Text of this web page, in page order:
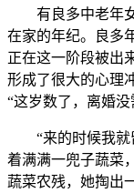
有良多中老年女
在家的年纪。良多
正在这一阶段被出
形成了很大的心理
“这岁数了，离婚没
“来的时候我就
着满满一兜子蔬菜
蔬菜农残，她掏出